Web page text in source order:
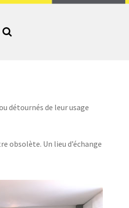
détournés de leur usage
obsolète. Un lieu d’échange